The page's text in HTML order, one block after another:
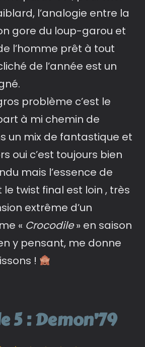
l’analogie entre la
gore du loup-garou et
l’homme prêt à tout
de l’année est un
problème c’est le
à mi chemin de
un mix de fantastique et
oui c’est toujours bien
mais l’essence de
le twist final est loin , très
extrême d’un
« Crocodile» en saison
y pensant, me donne
!
5 : Demon’79